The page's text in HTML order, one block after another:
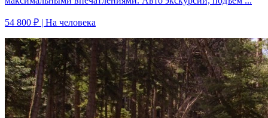
54 800 ₽ | На человека